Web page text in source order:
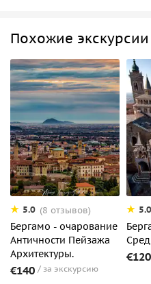
Похожие экскурсии
5.0 (8 отзывов)
Бергамо - очарование
Античности Пейзажа
Архитектуры.
€140 за экскурсию
5.0
€120